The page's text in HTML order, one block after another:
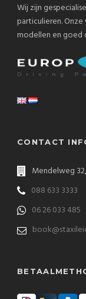
Wij zijn
particulieren.
modellen en goed
CONTACT
Mendelweg
088 633 3333
06 26 033 485